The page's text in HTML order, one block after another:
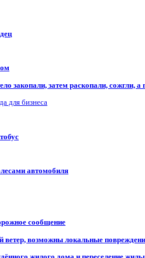
закопали, затем раскопали, сожгли,
для бизнеса
автомобиля
сообщение
ветер, возможны локальные